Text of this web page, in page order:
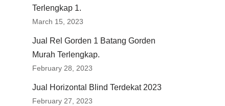
Terlengkap 1.
March 15, 2023
Jual Rel Gorden 1 Batang Gorden
Murah Terlengkap.
February 28, 2023
Jual Horizontal Blind Terdekat 2023
February 27, 2023